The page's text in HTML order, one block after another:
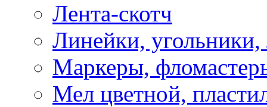
Лента-скотч
Линейки, угольники,
Маркеры,
Мел цветной,